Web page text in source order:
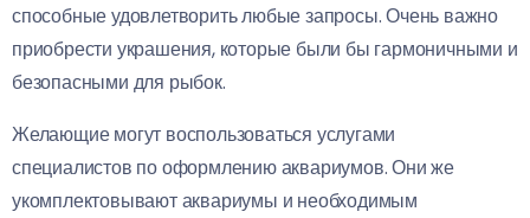
способные удовлетворить любые запросы. Очень важно
приобрести украшения, которые были бы гармоничными и
безопасными для рыбок.
Желающие могут воспользоваться услугами
специалистов по оформлению аквариумов. Они же
укомплектовывают аквариумы и необходимым